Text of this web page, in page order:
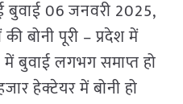
बुवाई 06 जनवरी 2025,
बोनी पूरी – प्रदेश में
बुवाई लगभग समाप्त हो
हेक्टेयर में बोनी हो